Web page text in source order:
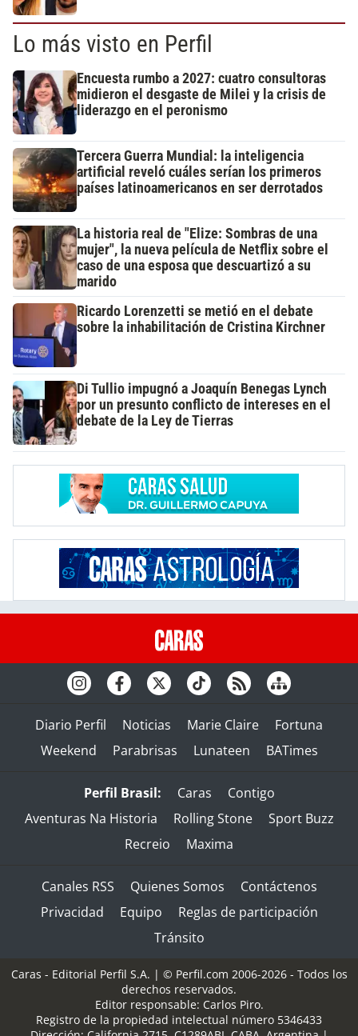
Lo más visto en Perfil
Encuesta rumbo a 2027: cuatro consultoras
midieron el desgaste de Milei y la crisis de
liderazgo en el peronismo
Tercera Guerra Mundial: la inteligencia
artificial reveló cuáles serían los primeros
países latinoamericanos en ser derrotados
La historia real de "Elize: Sombras de una
mujer", la nueva película de Netflix sobre el
caso de una esposa que descuartizó a su
marido
Ricardo Lorenzetti se metió en el debate
sobre la inhabilitación de Cristina Kirchner
Di Tullio impugnó a Joaquín Benegas Lynch
por un presunto conflicto de intereses en el
debate de la Ley de Tierras
Diario Perfil Noticias Marie Claire
Fortuna
Weekend
Parabrisas Lunateen BATimes
Perfil Brasil: Caras
Contigo
Aventuras Na Historia
Rolling Stone
Sport Buzz
Recreio
Maxima
Canales RSS Quienes Somos
Contáctenos
Privacidad
Equipo
Reglas de participación
Tránsito
Caras - Editorial Perfil S.A. | © Perfil.com 2006-2026 - Todos los
derechos reservados.
Editor responsable: Carlos Piro.
Registro de la propiedad intelectual número 5346433